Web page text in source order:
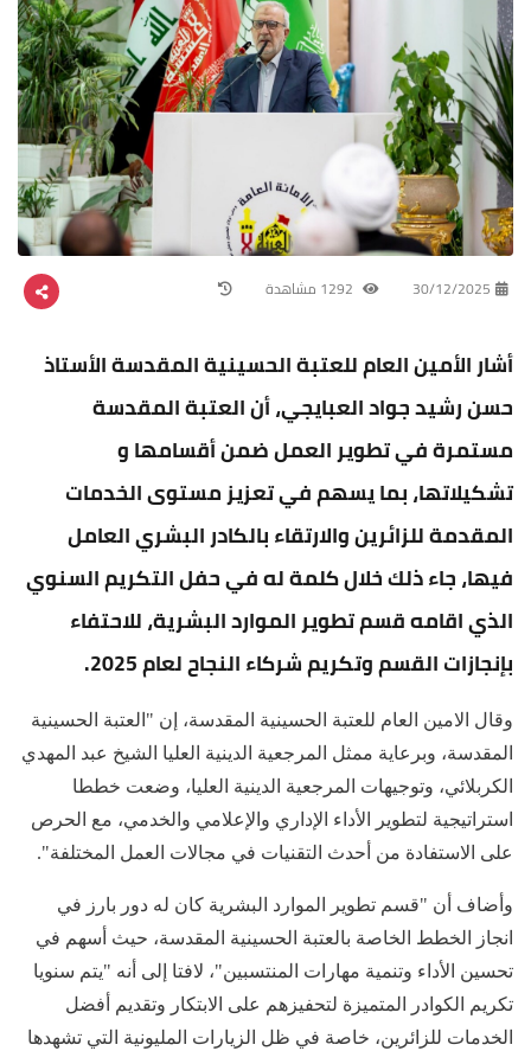
30/12/2025
أشار الأمين العام للعتبة الحسينية المقدسة الأستاذ
حسن رشيد جواد العبايجي، أن العتبة المقدسة
مستمرة في تطوير العمل ضمن أقسامها و
تشكيلاتها، بما يسهم في تعزيز مستوى الخدمات
المقدمة للزائرين والارتقاء بالكادر البشري العامل
فيها، جاء ذلك خلال كلمة له في حفل التكريم السنوي
الذي اقامه قسم تطوير الموارد البشرية، للاحتفاء
بإنجازات القسم وتكريم شركاء النجاح لعام 2025.
وقال الامين العام للعتبة الحسينية المقدسة، إن "العتبة الحسينية
المقدسة، وبرعاية ممثل المرجعية الدينية العليا الشيخ عبد المهدي
الكربلائي، وتوجيهات المرجعية الدينية العليا، وضعت خططا
استراتيجية لتطوير الأداء الإداري والإعلامي والخدمي، مع الحرص
على الاستفادة من أحدث التقنيات في مجالات العمل المختلفة".
وأضاف أن "قسم تطوير الموارد البشرية كان له دور بارز في
انجاز الخطط الخاصة بالعتبة الحسينية المقدسة، حيث أسهم في
تحسين الأداء وتنمية مهارات المنتسبين"، لافتا إلى أنه "يتم سنويا
تكريم الكوادر المتميزة لتحفيزهم على الابتكار وتقديم أفضل
الخدمات للزائرين، خاصة في ظل الزيارات المليونية التي تشهدها